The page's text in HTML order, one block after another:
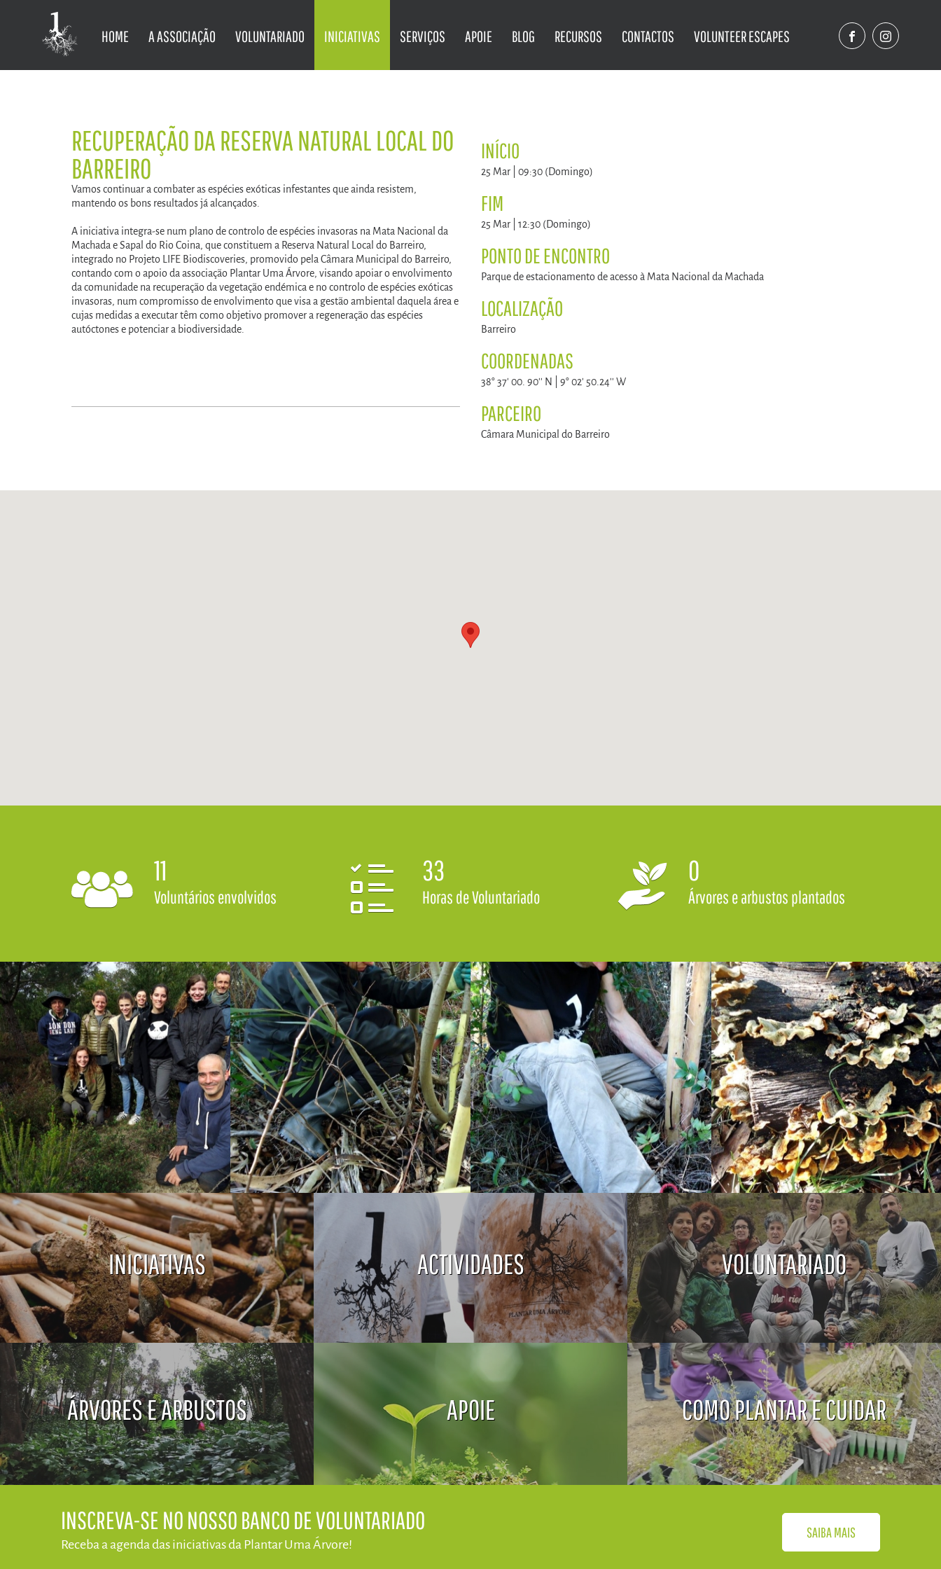
HOME A ASSOCIAÇÃO VOLUNTARIADO INICIATIVAS SERVIÇOS APOIE BLOG RECURSOS CONTACTOS VOLUNTEER ESCAPES
RECUPERAÇÃO DA RESERVA NATURAL LOCAL DO
BARREIRO
Vamos continuar a combater as espécies exóticas infestantes que ainda resistem,
mantendo os bons resultados já alcançados.
A iniciativa integra-se num plano de controlo de espécies invasoras na Mata Nacional da
Machada e Sapal do Rio Coina, que constituem a Reserva Natural Local do Barreiro,
integrado no Projeto LIFE Biodiscoveries, promovido pela Câmara Municipal do Barreiro,
contando com o apoio da associação Plantar Uma Árvore, visando apoiar o envolvimento
da comunidade na recuperação da vegetação endémica e no controlo de espécies exóticas
invasoras, num compromisso de envolvimento que visa a gestão ambiental daquela área e
cujas medidas a executar têm como objetivo promover a regeneração das espécies
autóctones e potenciar a biodiversidade.
INÍCIO
25 Mar | 09:30 (Domingo)
FIM
25 Mar | 12:30 (Domingo)
PONTO DE ENCONTRO
Parque de estacionamento de acesso à Mata Nacional da Machada
LOCALIZAÇÃO
Barreiro
COORDENADAS
38° 37' 00. 90'' N | 9° 02' 50.24'' W
PARCEIRO
Câmara Municipal do Barreiro
11
Voluntários envolvidos
33
Horas de Voluntariado
0
Árvores e arbustos plantados
INICIATIVAS ACTIVIDADES VOLUNTARIADO
ÁRVORES E ARBUSTOS APOIE COMO PLANTAR E CUIDAR
​INSCREVA-SE NO NOSSO BANCO DE VOLUNTARIADO
Receba a agenda das iniciativas da​ Plantar Uma Árvore!
SAIBA MAIS